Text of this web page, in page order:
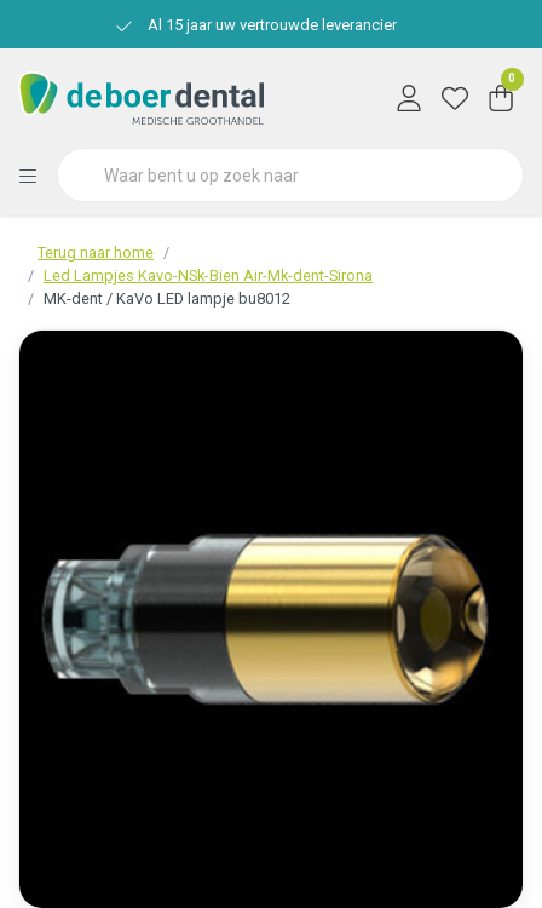
Al 15 jaar uw vertrouwde leverancier
0
Terug naar home
Led Lampjes Kavo-NSk-Bien Air-Mk-dent-Sirona
MK-dent / KaVo LED lampje bu8012